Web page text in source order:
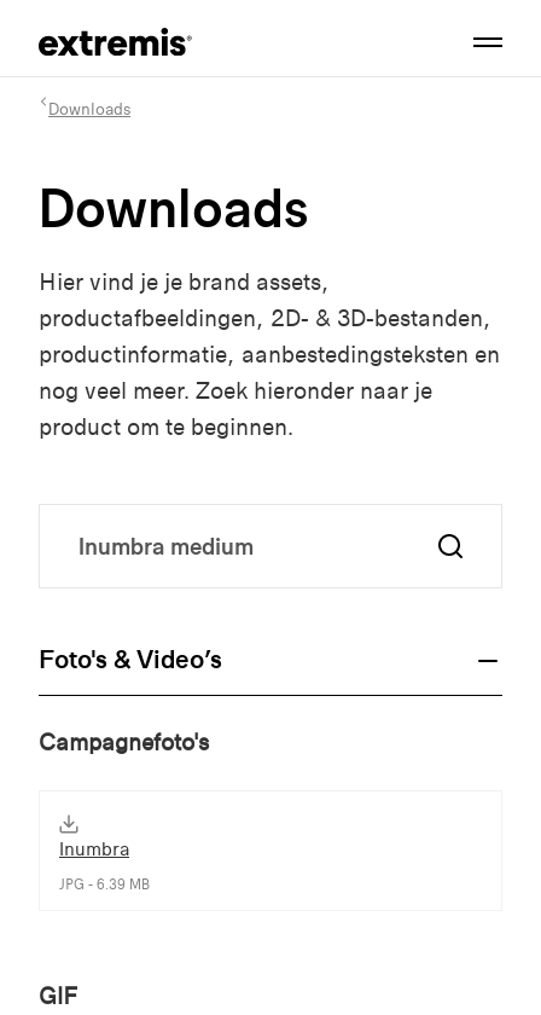
Downloads
Downloads
Hier vind je je brand assets,
productafbeeldingen, 2D- & 3D-bestanden,
productinformatie, aanbestedingsteksten en
nog veel meer. Zoek hieronder naar je
product om te beginnen.
Foto's & Video’s
Campagnefoto's
Inumbra
JPG - 6.39 MB
GIF